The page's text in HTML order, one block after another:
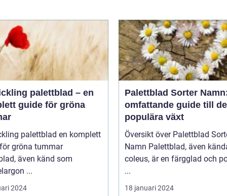
palettblad – en
guide för gröna
palettblad en komplett
gröna tummar
även känd som
...
2024
Palettblad Sorter
omfattande guide till
populära växt
Översikt över Palettblad
Namn Palettblad, även kända som
coleus, är en färgglad och
...
18 januari 2024